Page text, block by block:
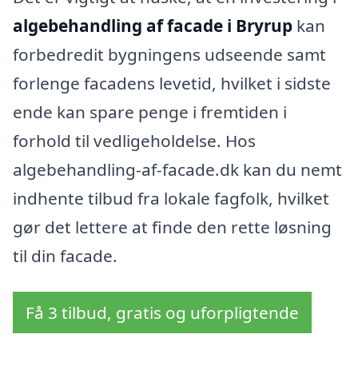
algebehandling af facade i Bryrup kan
forbedredit bygningens udseende samt
forlenge facadens levetid, hvilket i sidste
ende kan spare penge i fremtiden i
forhold til vedligeholdelse. Hos
algebehandling-af-facade.dk kan du nemt
indhente tilbud fra lokale fagfolk, hvilket
gør det lettere at finde den rette løsning
til din facade.
Få 3 tilbud, gratis og uforpligtende